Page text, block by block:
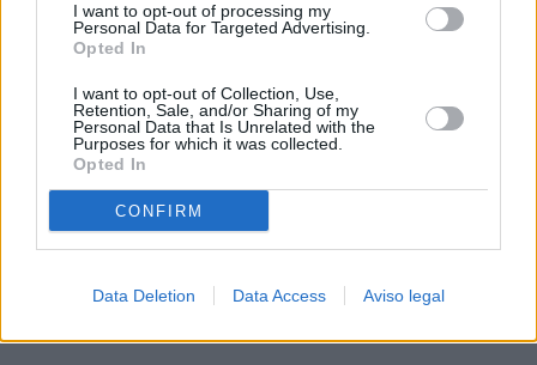
I want to opt-out of processing my
Personal Data for Targeted Advertising.
Opted In
I want to opt-out of Collection, Use,
Retention, Sale, and/or Sharing of my
Personal Data that Is Unrelated with the
Purposes for which it was collected.
Opted In
CONFIRM
Data Deletion Data Access Aviso legal